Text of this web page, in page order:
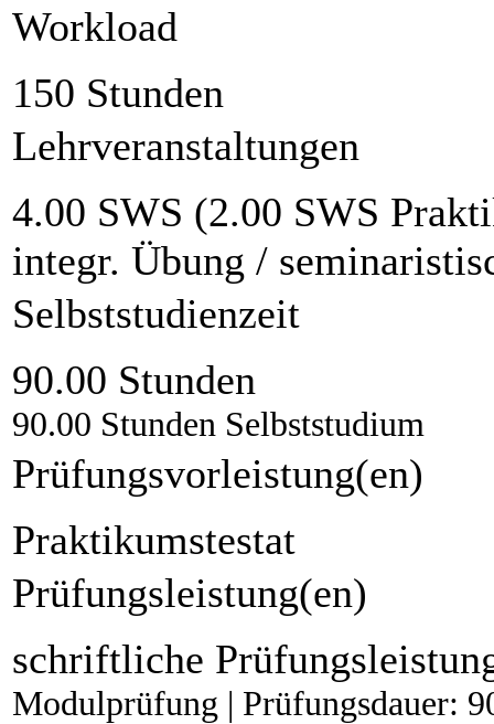
Workload
150 Stunden
Lehrveranstaltungen
4.00 SWS (2.00 SWS
integr. Übung /
Selbststudienzeit
90.00 Stunden
90.00 Stunden Selbststudium
Prüfungsvorleistung(en)
Praktikumstestat
Prüfungsleistung(en)
schriftliche
Modulprüfung | Prüfungsdauer: